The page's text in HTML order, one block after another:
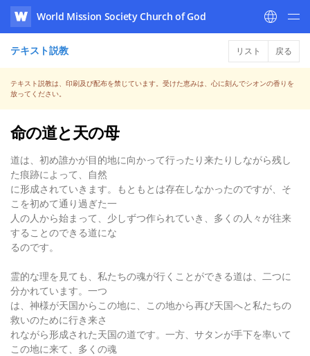
WATV
World Mission Society Church of God
テキスト説教 リスト 戻る
テキスト説教は、印刷及び配布を禁じています。受けた恵みは、心に刻んでシオンの香りを
放ってください。
命の道と天の母
道は、初め誰かが目的地に向かって行ったり来たりしながら残し
た痕跡によって、自然
に形成されていきます。もともとは存在しなかったのですが、そ
こを初めて通り過ぎた一
人の人から始まって、少しずつ作られていき、多くの人々が往来
することのできる道にな
るのです。
霊的な理を見ても、私たちの魂が行くことができる道は、二つに
分かれています。一つ
は、神様が天国からこの地に、この地から再び天国へと私たちの
救いのために行き来さ
れながら形成された天国の道です。一方、サタンが手下を率いて
この地に来て、多くの魂